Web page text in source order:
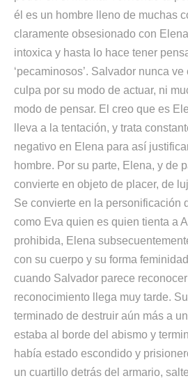
él es un hombre lleno de muchas
claramente obsesionado con
intoxica y hasta lo hace tener
‘pecaminosos’. Salvador nunca
culpa por su modo de actuar, ni
modo de pensar. El creo que es
lleva a la tentación, y trata
negativo en Elena para así
hombre. Por su parte, Elena, y de
convierte en objeto de placer, de
Se convierte en la personificación
como Eva quien es quien tienta a
prohibida, Elena
con su cuerpo y su forma
cuando Salvador parece
reconocimiento llega muy tarde.
terminado de destruir aún más a
estaba al borde del abismo y
había estado escondido y
un cuartillo detrás del armario,